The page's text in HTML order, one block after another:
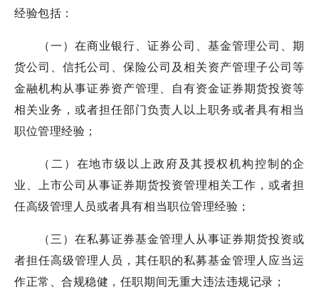
经验包括：
（一）在商业银行、证券公司、基金管理公司、期
货公司、信托公司、保险公司及相关资产管理子公司等
金融机构从事证券资产管理、自有资金证券期货投资等
相关业务，或者担任部门负责人以上职务或者具有相当
职位管理经验；
（二）在地市级以上政府及其授权机构控制的企
业、上市公司从事证券期货投资管理相关工作，或者担
任高级管理人员或者具有相当职位管理经验；
（三）在私募证券基金管理人从事证券期货投资或
者担任高级管理人员，其任职的私募基金管理人应当运
作正常、合规稳健，任职期间无重大违法违规记录；